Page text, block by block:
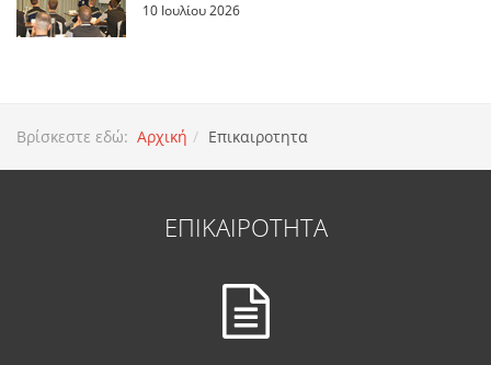
10 Ιουλίου 2026
Βρίσκεστε εδώ: Αρχική Επικαιροτητα
ΕΠΙΚΑΙΡΟΤΗΤΑ